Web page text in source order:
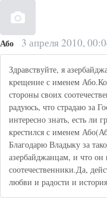
Або 3 апреля 2010,
Здравствуйте, я
крещение с именем
стороны своих
радуюсь, что страдаю за
интересно знать, есть ли
крестился с именем
Благодарю Владыку за
азербайджанцам, и что он
соотечественники.Да,
любви и радости и